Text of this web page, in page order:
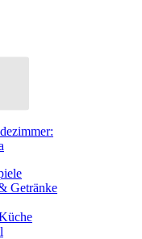
Getränke